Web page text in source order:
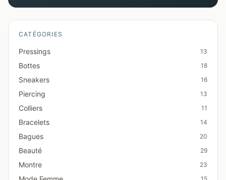
CATÉGORIES
Pressings 13
Bottes 18
Sneakers 16
Piercing 13
Colliers 11
Bracelets 14
Bagues 20
Beauté 29
Montre 23